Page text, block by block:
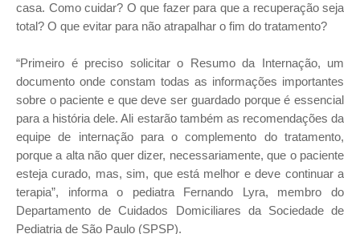
casa. Como cuidar? O que fazer para que a recuperação seja
total? O que evitar para não atrapalhar o fim do tratamento?
“Primeiro é preciso solicitar o Resumo da Internação, um
documento onde constam todas as informações importantes
sobre o paciente e que deve ser guardado porque é essencial
para a história dele. Ali estarão também as recomendações da
equipe de internação para o complemento do tratamento,
porque a alta não quer dizer, necessariamente, que o paciente
esteja curado, mas, sim, que está melhor e deve continuar a
terapia”, informa o pediatra Fernando Lyra, membro do
Departamento de Cuidados Domiciliares da Sociedade de
Pediatria de São Paulo (SPSP).